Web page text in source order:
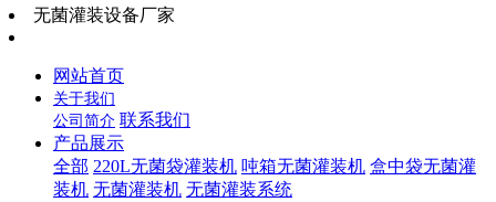
无菌灌装设备厂家
网站首页
关于我们
公司简介 联系我们
产品展示
全部 220L无菌袋灌装机 吨箱无菌灌装机 盒中袋无菌灌
装机 无菌灌装机 无菌灌装系统